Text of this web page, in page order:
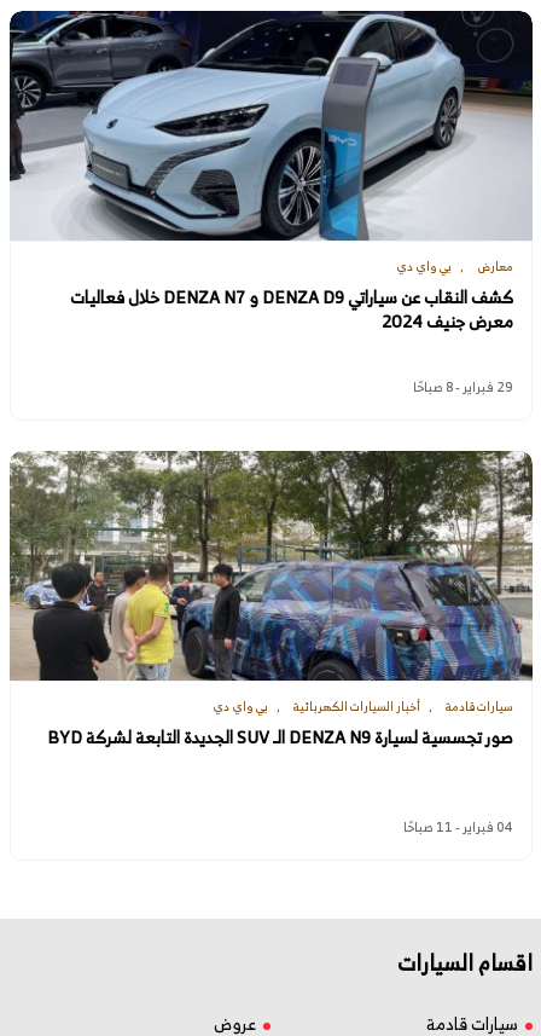
معارض بي واي دي
كشف النقاب عن سياراتي DENZA D9 و DENZA N7 خلال فعاليات
معرض جنيف 2024
29 فبراير - 8 صباحًا
سيارات قادمة أخبار السيارات الكهربائية بي واي دي
صور تجسسية لسيارة DENZA N9 الـ SUV الجديدة التابعة لشركة BYD
04 فبراير - 11 صباحًا
اقسام السيارات
سيارات قادمة عروض